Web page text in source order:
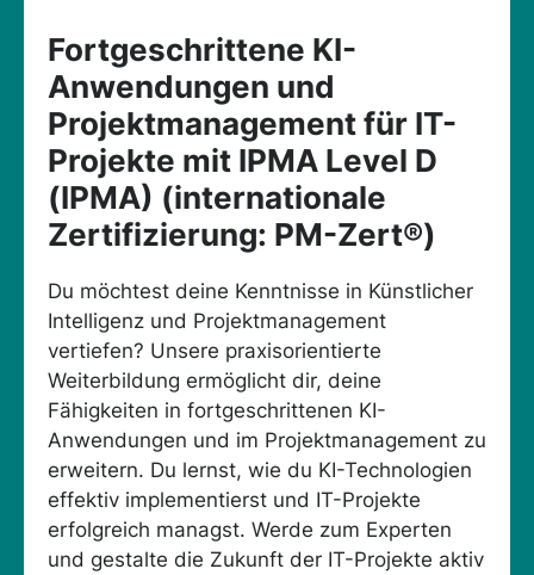
Fortgeschrittene KI-
Anwendungen und
Projektmanagement für IT-
Projekte mit IPMA Level D
(IPMA) (internationale
Zertifizierung: PM-Zert®)
Du möchtest deine Kenntnisse in Künstlicher
Intelligenz und Projektmanagement
vertiefen? Unsere praxisorientierte
Weiterbildung ermöglicht dir, deine
Fähigkeiten in fortgeschrittenen KI-
Anwendungen und im Projektmanagement zu
erweitern. Du lernst, wie du KI-Technologien
effektiv implementierst und IT-Projekte
erfolgreich managst. Werde zum Experten
und gestalte die Zukunft der IT-Projekte aktiv